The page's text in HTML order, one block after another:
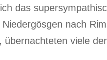
das
nach
viele